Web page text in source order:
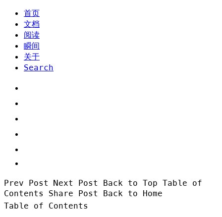
首页
文档
阅读
瞬间
关于
Search
Prev Post Next Post Back to Top Table of
Contents
Share Post
Back to Home
Table of Contents